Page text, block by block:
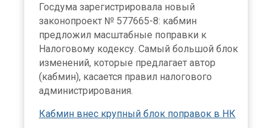
Госдума зарегистрировала новый
законопроект № 577665-8: кабмин
предложил масштабные поправки к
Налоговому кодексу. Самый большой блок
изменений, которые предлагает автор
(кабмин), касается правил налогового
администрирования.
Кабмин внес крупный блок поправок в НК